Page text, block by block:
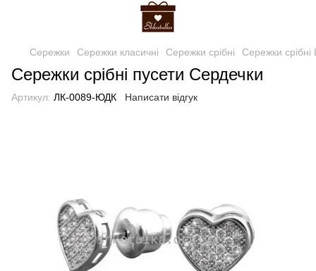
Сережки Сережки класичні Сережки срібні Сережки срібні
Сережки срібні пусети Сердечки
Артикул: ЛК-0089-ЮДК Написати відгук